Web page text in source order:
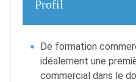
Profil
De formation
idéalement une
commercial dans le